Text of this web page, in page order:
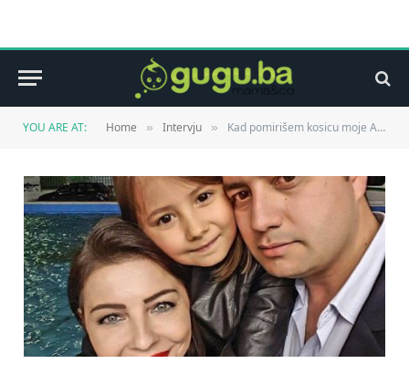
YOU ARE AT: Home » Intervju » Kad pomirišem kosicu moje Alte Iman kao da sam pomirisala najljepši parfem. Intervju Emina Husedžinović Ibrahimović